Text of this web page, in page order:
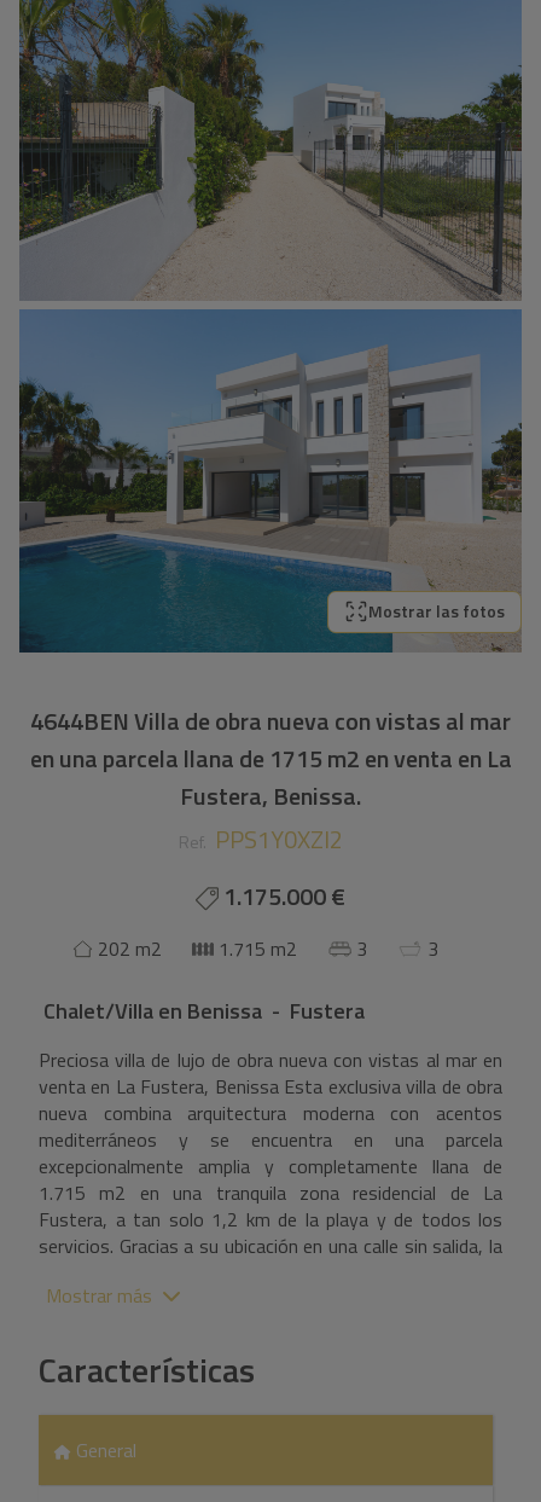
Mostrar las fotos
4644BEN Villa de obra nueva con vistas al mar
en una parcela llana de 1715 m2 en venta en La
Fustera, Benissa.
Ref. PPS1Y0XZI2
1.175.000 €
202 m2 1.715 m2 3 3
Chalet/Villaen Benissa - Fustera
Preciosa villa de lujo de obra nueva con vistas al mar en
venta en La Fustera, Benissa Esta exclusiva villa de obra
nueva combina arquitectura moderna con acentos
mediterráneos y se encuentra en una parcela
excepcionalmente amplia y completamente llana de
1.715 m2 en una tranquila zona residencial de La
Fustera, a tan solo 1,2 km de la playa y de todos los
servicios. Gracias a su ubicación en una calle sin salida, la
y orientación sur, permitiéndole disfrutar del sol durante
propiedad es la gran zona ajardinada adicional de
aproximadamente 900 m2 situada detrás de la villa, que
zona deportiva o wellness, una pista de pádel o un
huerto. La villa cuenta con una superficie construida de
Mostrar más
Características
General